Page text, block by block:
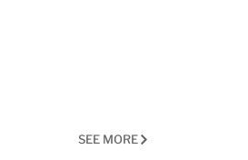
SEE MORE